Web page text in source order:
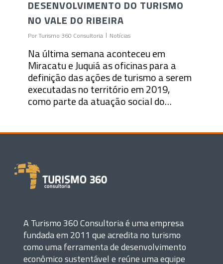
DESENVOLVIMENTO DO TURISMO
NO VALE DO RIBEIRA
PorTurismo 360 Consultoria Notícias
Na última semana aconteceu em
Miracatu e Juquiá as oficinas para a
definição das ações de turismo a serem
executadas no território em 2019,
como parte da atuação social do…
A Turismo 360 Consultoria é uma empresa
fundada em 2011 que acredita no turismo
como uma ferramenta de desenvolvimento
econômico sustentável e reúne uma equipe